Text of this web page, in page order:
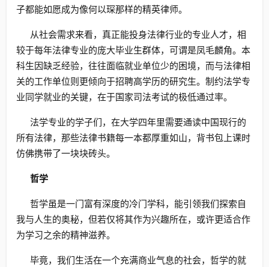
子都能如愿成为像何以琛那样的精英律师。
从社会需求来看，真正能投身法律行业的专业人才，相
较于每年法律专业的庞大毕业生群体，可谓是凤毛麟角。本
科生因缺乏经验，往往面临就业单位少的困境，而与法律相
关的工作单位则更倾向于招聘高学历的研究生。制约法学专
业同学就业的关键，在于国家司法考试的极低通过率。
法学专业的学子们，在大学四年里需要通读中国现行的
所有法律，那些法律书籍每一本都厚重如山，背书包上课时
仿佛携带了一块块砖头。
哲学
哲学虽是一门富有深度的冷门学科，能引领我们探索自
我与人生的奥秘，但若仅将其作为兴趣所在，或许更适合作
为学习之余的精神滋养。
毕竟，我们生活在一个充满商业气息的社会，哲学的就